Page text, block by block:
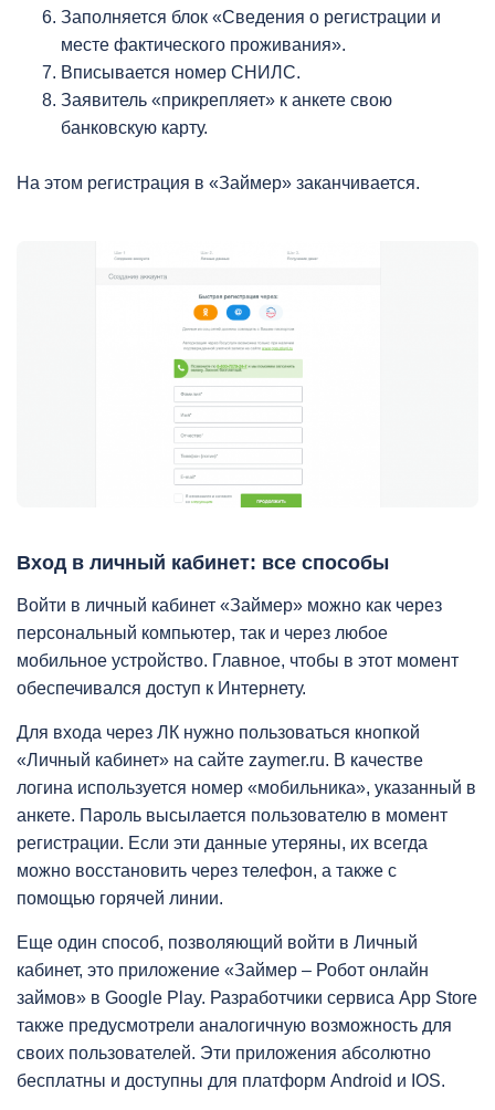
Заполняется блок «Сведения о регистрации и
месте фактического проживания».
Вписывается номер СНИЛС.
Заявитель «прикрепляет» к анкете свою
банковскую карту.
На этом регистрация в «Займер» заканчивается.
Вход в личный кабинет: все способы
Войти в личный кабинет «Займер» можно как через
персональный компьютер, так и через любое
мобильное устройство. Главное, чтобы в этот момент
обеспечивался доступ к Интернету.
Для входа через ЛК нужно пользоваться кнопкой
«Личный кабинет» на сайте zaymer.ru. В качестве
логина используется номер «мобильника», указанный в
анкете. Пароль высылается пользователю в момент
регистрации. Если эти данные утеряны, их всегда
можно восстановить через телефон, а также с
помощью горячей линии.
Еще один способ, позволяющий войти в Личный
кабинет, это приложение «Займер – Робот онлайн
займов» в Google Play. Разработчики сервиса App Store
также предусмотрели аналогичную возможность для
своих пользователей. Эти приложения абсолютно
бесплатны и доступны для платформ Android и IOS.